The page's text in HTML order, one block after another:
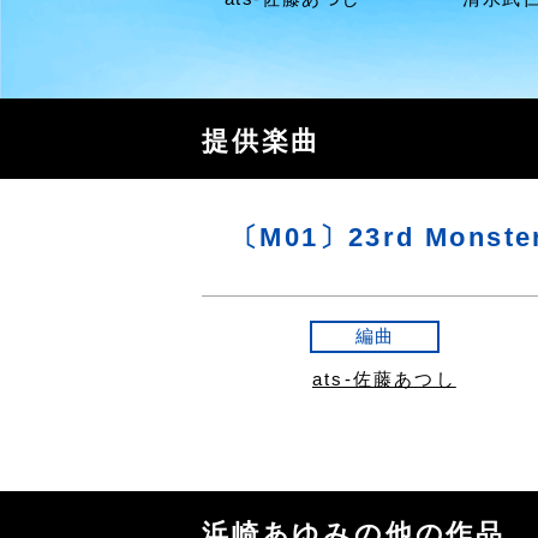
提供楽曲
〔M01〕23rd
編曲
ats-佐藤あつし